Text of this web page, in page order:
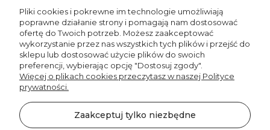
Pliki cookies i pokrewne im technologie umożliwiają
poprawne działanie strony i pomagają nam dostosować
ofertę do Twoich potrzeb. Możesz zaakceptować
wykorzystanie przez nas wszystkich tych plików i przejść do
sklepu lub dostosować użycie plików do swoich
preferencji, wybierając opcję "Dostosuj zgody".
Więcej o plikach cookies przeczytasz w naszej Polityce
prywatności.
Zaakceptuj tylko niezbędne